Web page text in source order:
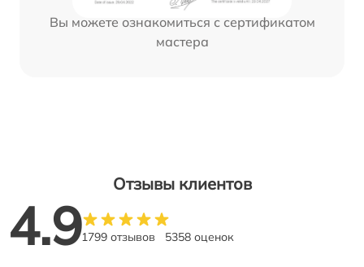
Вы можете ознакомиться с сертификатом
мастера
Отзывы клиентов
4.91799 отзывов 5358 оценок